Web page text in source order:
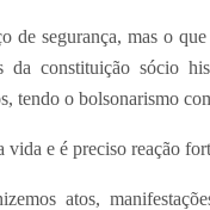
de segurança, mas o
da constituição sócio
tendo o bolsonarismo
vida e é preciso reação
atos,